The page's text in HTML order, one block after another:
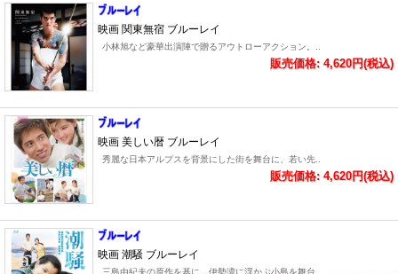
映画 関東無宿 ブルーレイ
小林旭など豪華出演陣で贈るアウトローアクション。..
販売価格: 4,620円(税込)
映画 美しい暦 ブルーレイ
秀麗な日本アルプスを背景にした街を舞台に、若い先..
販売価格: 4,620円(税込)
映画 潮騒 ブルーレイ
三島由紀夫の原作を基に、伊勢湾に浮かぶ小島を舞台..